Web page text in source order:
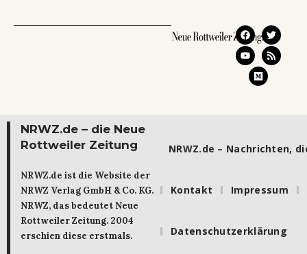
NRWZ.de – die Neue
Rottweiler Zeitung
NRWZ.de ist die Website der
NRWZ Verlag GmbH & Co. KG.
NRWZ, das bedeutet Neue
Rottweiler Zeitung. 2004
erschien diese erstmals.
NRWZ.de – Nachrichten,
Kontakt Impressum
Datenschutzerklärung